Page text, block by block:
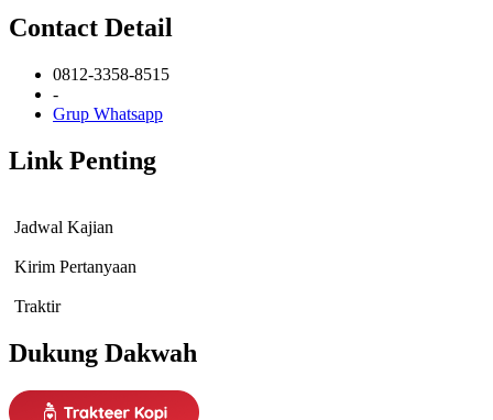
Contact Detail
0812-3358-8515
-
Grup Whatsapp
Link Penting
Jadwal Kajian
Kirim Pertanyaan
Traktir
Dukung Dakwah